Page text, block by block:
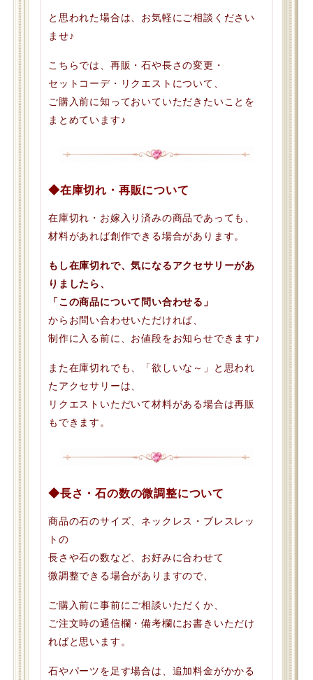
と思われた場合は、お気軽にご相談ください
ませ♪
こちらでは、再販・石や長さの変更・
セットコーデ・リクエストについて、
ご購入前に知っておいていただきたいことを
まとめています♪
◆在庫切れ・再販について
在庫切れ・お嫁入り済みの商品であっても、
材料があれば創作できる場合があります。
もし在庫切れで、気になるアクセサリーがあ
りましたら、
「この商品について問い合わせる」
からお問い合わせいただければ、
制作に入る前に、お値段をお知らせできます♪
また在庫切れでも、「欲しいな～」と思われ
たアクセサリーは、
リクエストいただいて材料がある場合は再販
もできます。
◆長さ・石の数の微調整について
商品の石のサイズ、ネックレス・ブレスレッ
トの
長さや石の数など、お好みに合わせて
微調整できる場合がありますので、
ご購入前に事前にご相談いただくか、
ご注文時の通信欄・備考欄にお書きいただけ
ればと思います。
石やパーツを足す場合は、追加料金がかかる